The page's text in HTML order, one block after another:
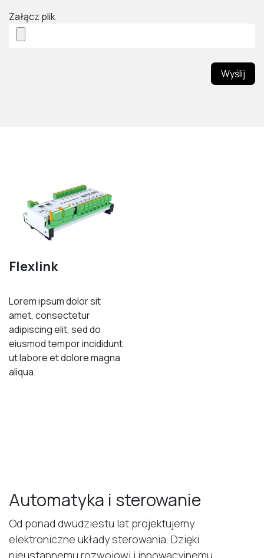
Załącz plik
Wyślij
Flexlink
Lorem ipsum dolor sit
amet, consectetur
adipiscing elit, sed do
eiusmod tempor incididunt
ut labore et dolore magna
aliqua.
Automatyka i sterowanie
Od ponad dwudziestu lat projektujemy
elektroniczne układy sterowania. Dzięki
nieustannemu rozwojowi i innowacyjnemu